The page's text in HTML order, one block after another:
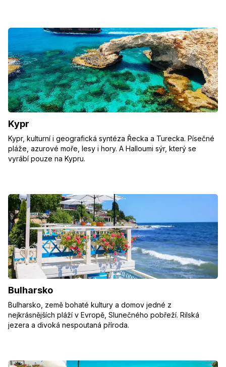
Kypr
Kypr, kulturní i geografická syntéza Řecka a Turecka. Písečné
pláže, azurové moře, lesy i hory. A Halloumi sýr, který se
vyrábí pouze na Kypru.
Bulharsko
Bulharsko, země bohaté kultury a domov jedné z
nejkrásnějších pláží v Evropě, Slunečného pobřeží. Rilská
jezera a divoká nespoutaná příroda.